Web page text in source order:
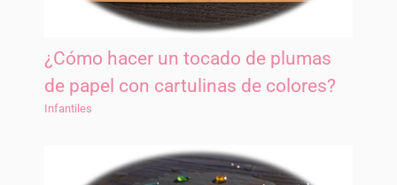
¿Cómo hacer un tocado de plumas
de papel con cartulinas de colores?
Infantiles